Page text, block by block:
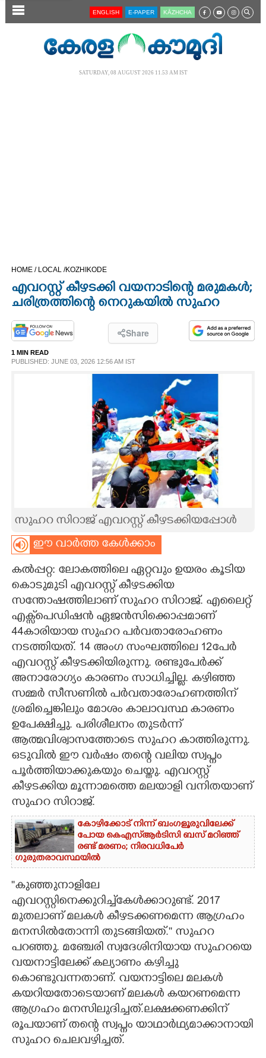
SECTIONS
ASTRO
CARTOONS
LITERATURE
ZOOM
CONTACT US
ENGLISH E-PAPER KĀZHCHA
SATURDAY, 08 AUGUST 2026 11.53 AM IST
HOME / LOCAL /KOZHIKODE
എവറസ്റ്റ് കീഴടക്കി വയനാടിന്റെ മരുമകൾ;
ചരിത്രത്തിന്റെ നെറുകയിൽ സുഹറ
Share
1 MIN READ
PUBLISHED: JUNE 03, 2026 12:56 AM IST
സുഹറ സിറാജ് എവറസ്റ്റ് കീഴടക്കിയപ്പോൾ
ഈ വാർത്ത കേൾക്കാം
കൽപ്പറ്റ: ലോകത്തിലെ ഏറ്റവും ഉയരം കൂടിയ
കൊടുമുടി എവറസ്റ്റ് കീഴടക്കിയ
സന്തോഷത്തിലാണ് സുഹറ സിറാജ്. എലൈറ്റ്
എക്സ്‌പെഡിഷൻ ഏജൻസിക്കൊപ്പമാണ്
44കാരിയായ സുഹറ പർവതാരോഹണം
നടത്തിയത്. 14 അംഗ സംഘത്തിലെ 12പേർ
എവറസ്റ്റ് കീഴടക്കിയിരുന്നു. രണ്ടുപേർക്ക്
അനാരോഗ്യം കാരണം സാധിച്ചില്ല. കഴിഞ്ഞ
സമ്മർ സീസണിൽ പർവതാരോഹണത്തിന്
ശ്രമിച്ചെങ്കിലും മോശം കാലാവസ്ഥ കാരണം
ഉപേക്ഷിച്ചു. പരിശീലനം തുടർന്ന്
ആത്മവിശ്വാസത്തോടെ സുഹറ കാത്തിരുന്നു.
ഒടുവിൽ ഈ വർഷം തന്റെ വലിയ സ്വപ്നം
പൂർത്തിയാക്കുകയും ചെയ്തു. എവറസ്റ്റ്
കീഴടക്കിയ മൂന്നാമത്തെ മലയാളി വനിതയാണ്
സുഹറ സിറാജ്.
കോഴിക്കോട് നിന്ന് ബംഗളൂരുവിലേക്ക്
പോയ കെഎസ്‌ആർടിസി ബസ് മറിഞ്ഞ്
രണ്ട് മരണം; നിരവധിപേർ
ഗുരുതരാവസ്ഥയിൽ
''കുഞ്ഞുനാളിലേ
എവറസ്റ്റിനെക്കുറിച്ച്‌കേൾക്കാറുണ്ട്. 2017
മുതലാണ് മലകൾ കീഴടക്കണമെന്ന ആഗ്രഹം
മനസിൽതോന്നി തുടങ്ങിയത്.'' സുഹറ
പറഞ്ഞു. മഞ്ചേരി സ്വദേശിനിയായ സുഹറയെ
വയനാട്ടിലേക്ക് കല്യാണം കഴിച്ചു
കൊണ്ടുവന്നതാണ്. വയനാട്ടിലെ മലകൾ
കയറിയതോടെയാണ് മലകൾ കയറണമെന്ന
ആഗ്രഹം മനസിലുദിച്ചത്.ലക്ഷക്കണക്കിന്
രൂപയാണ് തന്റെ സ്വപ്നം യാഥാർഥ്യമാക്കാനായി
സുഹറ ചെലവഴിച്ചത്.